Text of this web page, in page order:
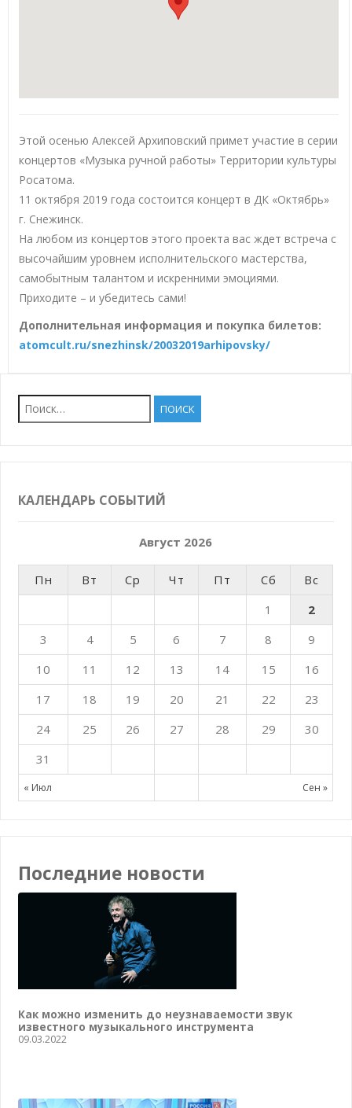
Этой осенью Алексей Архиповский примет участие в серии
концертов «Музыка ручной работы» Территории культуры
Росатома.
11 октября 2019 года состоится концерт в ДК «Октябрь»
г. Снежинск.
На любом из концертов этого проекта вас ждет встреча с
высочайшим уровнем исполнительского мастерства,
самобытным талантом и искренними эмоциями.
Приходите – и убедитесь сами!
Дополнительная информация и покупка билетов:
atomcult.ru/snezhinsk/20032019arhipovsky/
Найти:
КАЛЕНДАРЬ СОБЫТИЙ
Август 2026
Пн Вт Ср Чт Пт Сб
Вс
1
2
3
4 5 6 7 8
9
10
11 12 13 14 15
16
17
18 19 20 21 22
23
24
25 26 27 28 29
30
31
« Июл Сен »
Последние новости
Как можно изменить до неузнаваемости звук
известного музыкального инструмента
09.03.2022